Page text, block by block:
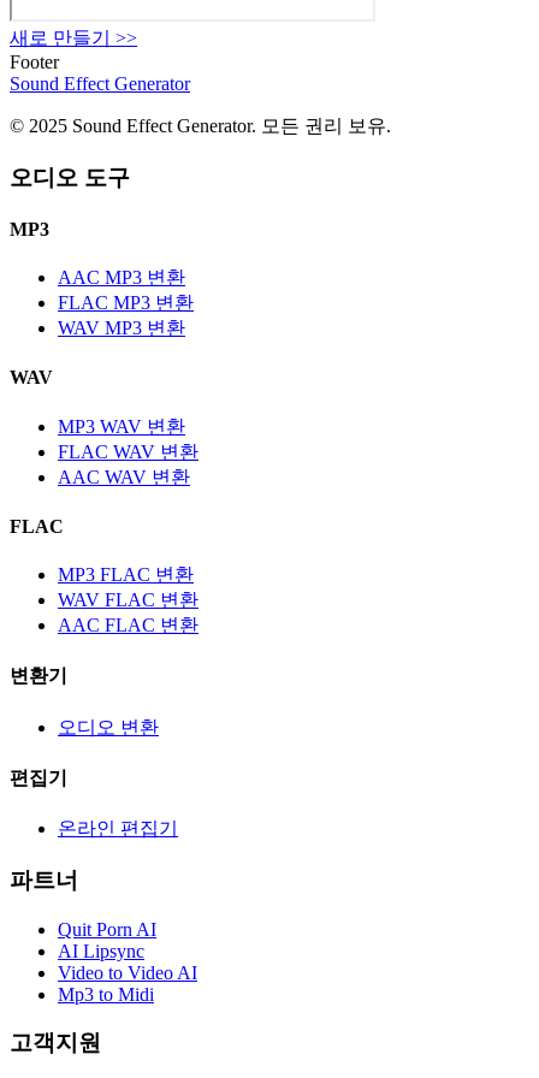
새로 만들기
>>
Footer
Sound Effect Generator
© 2025 Sound Effect Generator. 모든 권리 보유.
오디오 도구
MP3
AAC MP3 변환
FLAC MP3 변환
WAV MP3 변환
WAV
MP3 WAV 변환
FLAC WAV 변환
AAC WAV 변환
FLAC
MP3 FLAC 변환
WAV FLAC 변환
AAC FLAC 변환
변환기
오디오 변환
편집기
온라인 편집기
파트너
Quit Porn AI
AI Lipsync
Video to Video AI
Mp3 to Midi
고객지원